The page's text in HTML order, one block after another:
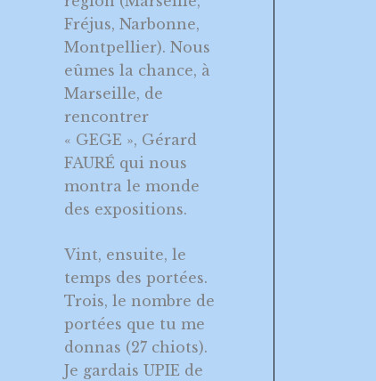
Fréjus, Narbonne,
Montpellier). Nous
eûmes la chance, à
Marseille, de
rencontrer
« GEGE », Gérard
FAURÉ qui nous
montra le monde
des expositions.
Vint, ensuite, le
temps des portées.
Trois, le nombre de
portées que tu me
donnas (27 chiots).
Je gardais UPIE de